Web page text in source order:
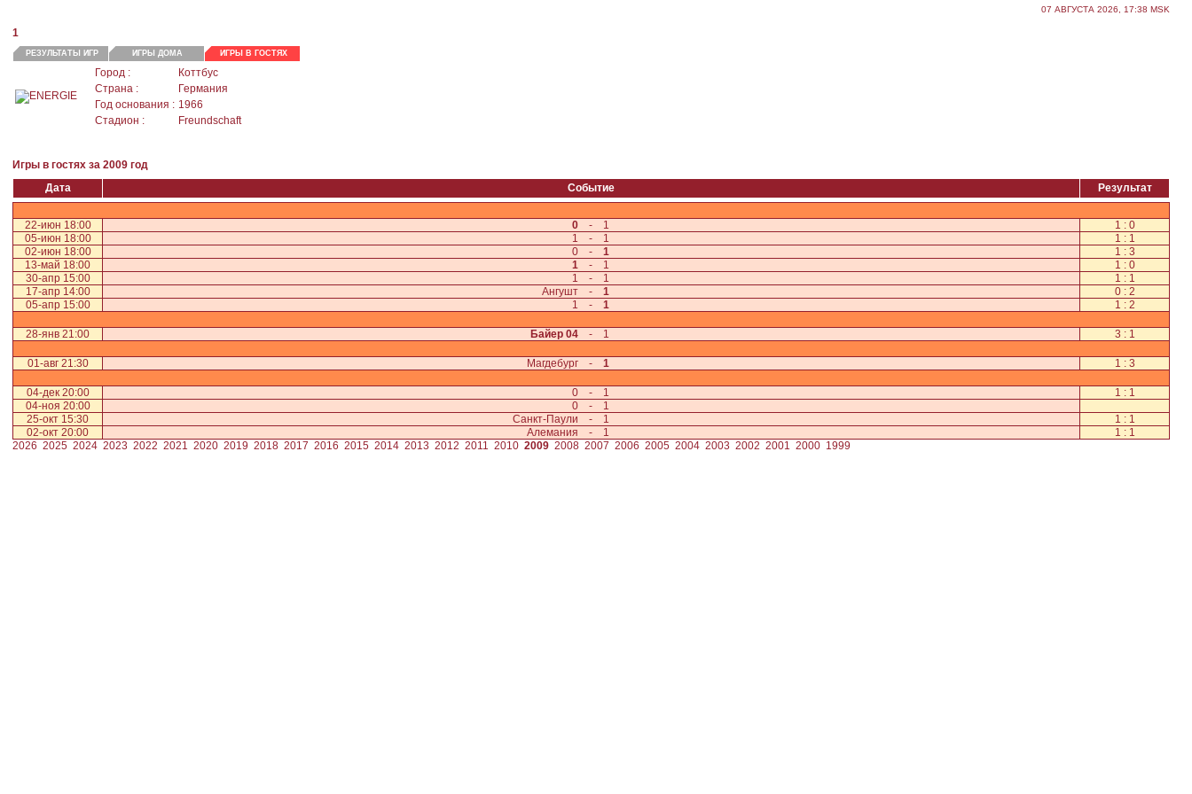
07 АВГУСТА 2026, 17:38 MSK
1
РЕЗУЛЬТАТЫ ИГР ИГРЫ ДОМА ИГРЫ В ГОСТЯХ
Город :
Коттбус
Страна :
Германия
Год основания : 1966
Стадион :
Freundschaft
Игры в гостях за 2009 год
Дата
Событие Результат
22-июн 18:00 0 - 1
1 : 0
05-июн 18:00
1 - 1
1 : 1
02-июн 18:00
0 - 1
1 : 3
13-май 18:00
1 - 1
1 : 0
30-апр 15:00
1 - 1
1 : 1
17-апр 14:00
Ангушт - 1
0 : 2
05-апр 15:00
1 - 1 1 : 2
28-янв 21:00 Байер 04 - 1 3 : 1
01-авг 21:30 Магдебург - 1 1 : 3
04-дек 20:00 0 - 1
1 : 1
04-ноя 20:00
0 -
1
25-окт 15:30
Санкт-Паули - 1
1 : 1
02-окт 20:00
Алемания - 1
1 : 1
2026 2025 2024 2023 2022 2021 2020 2019 2018 2017 2016 2015 2014 2013 2012 2011 2010 2009 2008 2007 2006 2005 2004 2003 2002 2001 2000 1999